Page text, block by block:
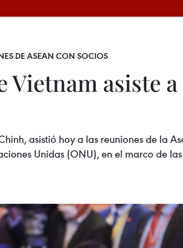
DE ASEAN CON SOCIOS
asiste
asistió hoy a las reuniones de la
Unidas (ONU), en el marco de